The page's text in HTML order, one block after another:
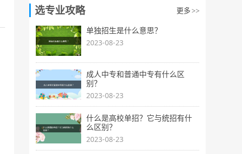
选专业攻略 更多 >>
单独招生是什么意思？
2023-08-23
成人中专和普通中专有什么区
别？
2023-08-23
什么是高校单招？它与统招有什
么区别？
2023-08-23